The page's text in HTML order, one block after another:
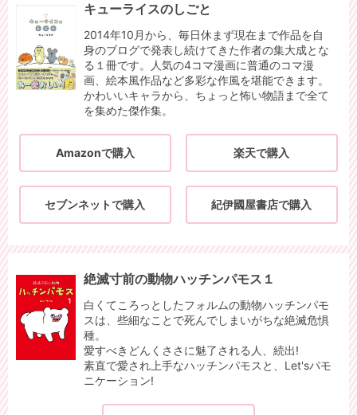
キューライスのしごと
2014年10月から、毎日休まず現在まで作品を自
身のブログで発表し続けてきた作者の集大成とな
る１冊です。人気の4コマ漫画に普通のコマ漫
画、絵本風作品など多彩な作風を堪能できます。
かわいいキャラから、ちょっと怖い物語まで全て
を集めた傑作集。
Amazonで購入 楽天で購入
セブンネットで購入 紀伊國屋書店で購入
絶滅寸前の動物ハッチンパモス１
白くてころっとしたフォルムの動物ハッチンパモ
スは、些細なことで死んでしまいがちな絶滅危惧
種。
愛すべきどんくささに魅了される人、続出!
素直で愛され上手なハッチンパモスと、Let'sパモ
ニケーション!